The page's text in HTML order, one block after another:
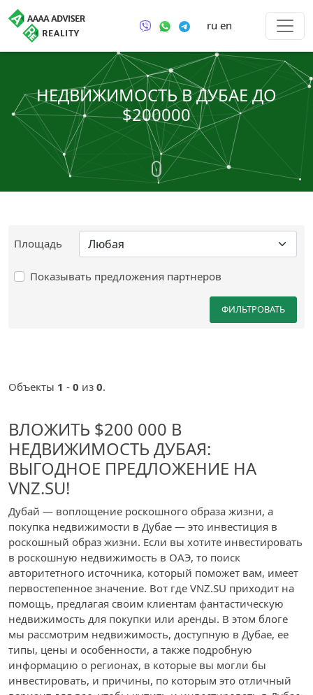
ru en
НЕДВИЖИМОСТЬ В ДУБАЕ ДО
$200000
Площадь
Показывать предложения партнеров
ФИЛЬТРОВАТЬ
Объекты 1 - 0 из 0.
ВЛОЖИТЬ $200 000 В
НЕДВИЖИМОСТЬ ДУБАЯ:
ВЫГОДНОЕ ПРЕДЛОЖЕНИЕ НА
VNZ.SU!
Дубай — воплощение роскошного образа жизни, а
покупка недвижимости в Дубае — это инвестиция в
роскошный образ жизни. Если вы хотите инвестировать
в роскошную недвижимость в ОАЭ, то поиск
авторитетного источника, который поможет вам, имеет
первостепенное значение. Вот где VNZ.SU приходит на
помощь, предлагая своим клиентам фантастическую
недвижимость для покупки или аренды. В этом блоге
мы рассмотрим недвижимость, доступную в Дубае, ее
типы, цены и особенности, а также подробную
информацию о регионах, в которые вы могли бы
инвестировать, и причины, по которым это отличный